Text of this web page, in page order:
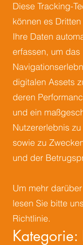
Diese Tracking-
können es
Ihre Daten
erfassen, um das
digitalen Assets
deren
und ein
Nutzererlebnis
sowie zu
und der
Um mehr
lesen Sie bitte
Richtlinie.
Kategorie: